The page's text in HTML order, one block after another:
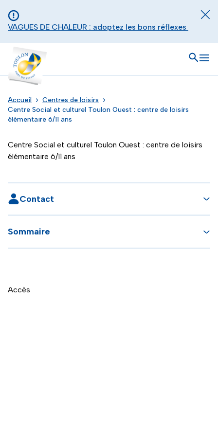
VAGUES DE CHALEUR : adoptez les bons réflexes
Toulon - Port du levant, retour à l'accueil
Ouvrir
Accueil
Centres de loisirs
Centre Social et culturel Toulon Ouest : centre de loisirs
élémentaire 6/11 ans
Centre Social et culturel Toulon Ouest : centre de loisirs
élémentaire 6/11 ans
Contact
Sommaire
Accès